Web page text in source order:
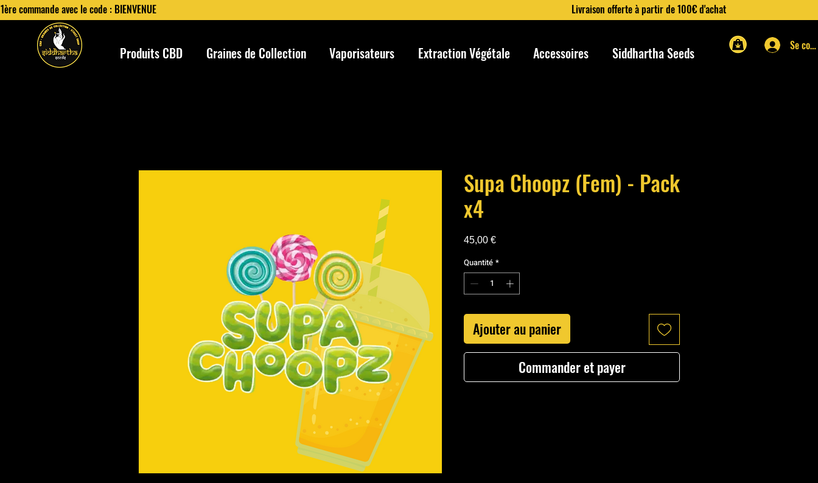
commande avec le code : BIENVENUE Livraison offerte à partir de 100€ d'achat
Produits CBD Graines de Collection Vaporisateurs Extraction Végétale Accessoires Siddhartha Seeds Se
Supa Choopz (Fem) - Pack
x4
45,00 €Prix
Quantité *
Ajouter au panier
Commander et payer